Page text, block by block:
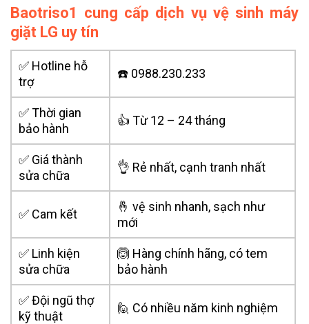
Baotriso1 cung cấp dịch vụ vệ sinh máy
giặt LG uy tín
✅ Hotline hỗ
trợ
☎️ 0988.230.233
✅ Thời gian
bảo hành
👍 Từ 12 – 24 tháng
✅ Giá thành
sửa chữa
👌 Rẻ nhất, cạnh tranh nhất
✅ Cam kết
🤞 vệ sinh nhanh, sạch như
mới
✅ Linh kiện
sửa chữa
🙆 Hàng chính hãng, có tem
bảo hành
✅ Đội ngũ thợ
kỹ thuật
🙋 Có nhiều năm kinh nghiệm